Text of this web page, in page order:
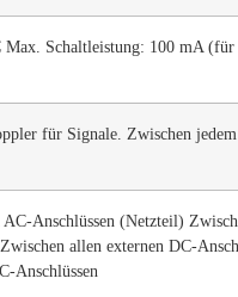
Schaltleistung: 100 mA
für Signale. Zwischen
Anschlüssen (Netzteil)
allen externen DC-
Anschlüssen